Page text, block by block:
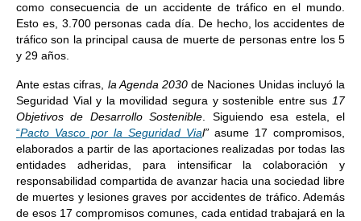
como consecuencia de un accidente de tráfico en el mundo.
Esto es, 3.700 personas cada día. De hecho, los accidentes de
tráfico son la principal causa de muerte de personas entre los 5
y 29 años.
Ante estas cifras, la Agenda 2030 de Naciones Unidas incluyó la
Seguridad Vial y la movilidad segura y sostenible entre sus 17
Objetivos de Desarrollo Sostenible . Siguiendo esa estela, el
“Pacto Vasco por la Seguridad Vial” asume 17 compromisos,
elaborados a partir de las aportaciones realizadas por todas las
entidades adheridas, para intensificar la colaboración y
responsabilidad compartida de avanzar hacia una sociedad libre
de muertes y lesiones graves por accidentes de tráfico. Además
de esos 17 compromisos comunes, cada entidad trabajará en la